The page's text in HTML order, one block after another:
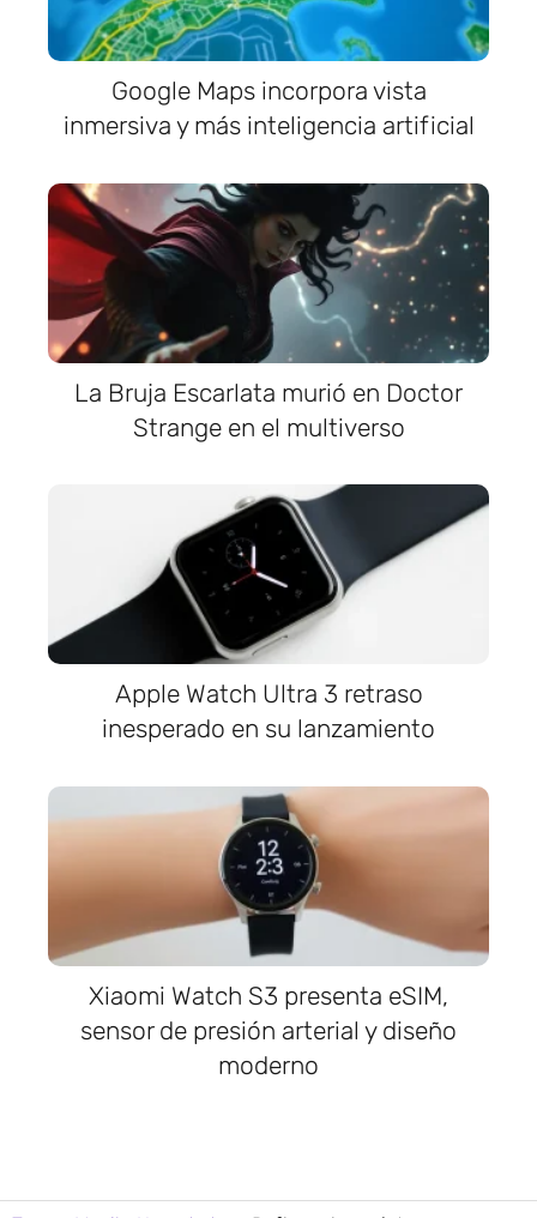
Google Maps incorpora vista
inmersiva y más inteligencia artificial
La Bruja Escarlata murió en Doctor
Strange en el multiverso
Apple Watch Ultra 3 retraso
inesperado en su lanzamiento
Xiaomi Watch S3 presenta eSIM,
sensor de presión arterial y diseño
moderno